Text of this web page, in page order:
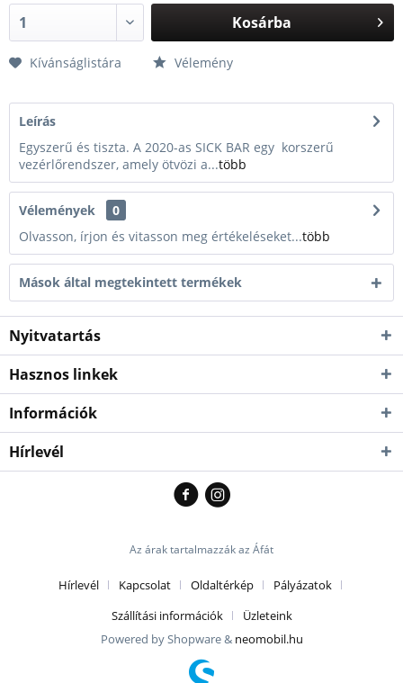
Kosárba
Kívánságlistára Vélemény
Leírás
Egyszerű és tiszta. A 2020-as SICK BAR egy korszerű
vezérlőrendszer, amely ötvözi a...több
Vélemények
0
Olvasson, írjon és vitasson meg értékeléseket...több
Mások által megtekintett termékek
Nyitvatartás
Hasznos linkek
Információk
Hírlevél
Az árak tartalmazzák az Áfát
Hírlevél Kapcsolat Oldaltérkép
Pályázatok
Szállítási információk
Üzleteink
Powered by Shopware & neomobil.hu